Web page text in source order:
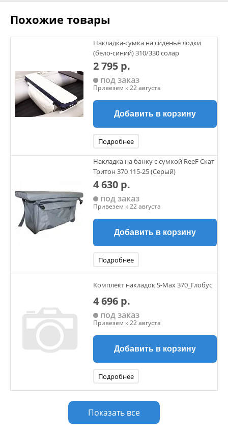
Похожие товары
Накладка-сумка на сиденье лодки
(бело-синий) 310/330 солар
2 795 р.
под заказ
Привезем к 22 августа
Добавить в корзину
Подробнее
Накладка на банку с сумкой ReeF Скат
Тритон 370 115-25 (Серый)
4 630 р.
под заказ
Привезем к 22 августа
Добавить в корзину
Подробнее
Комплект накладок S-Max 370_Глобус
4 696 р.
под заказ
Привезем к 22 августа
Добавить в корзину
Подробнее
Показать все